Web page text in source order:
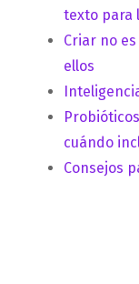
texto para
Criar no
ellos
cuándo
Consejos